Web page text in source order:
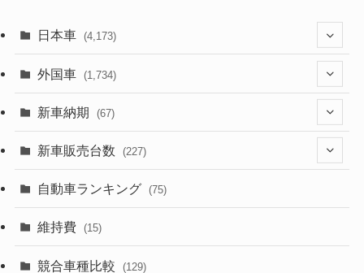
日本車 (4,173)
(1,321)
(329)
(357)
(328)
外国車 (1,734)
(242)
(85)
新車納期 (67)
(28)
(8)
新車販売台数 (227)
(21)
自動車ランキング (75)
維持費 (15)
競合車種比較 (129)